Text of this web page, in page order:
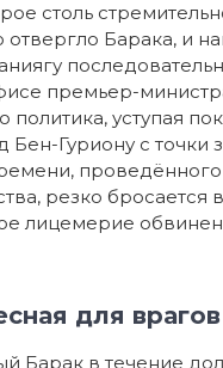
столь
отвергло Барака, и
премьер-
политика, уступая
Бен-Гуриону с точки
резко бросается
лицемерие
для
Барак в течение